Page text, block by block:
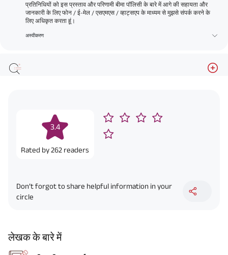
प्रतिनिधियों को इस प्रस्ताव और परिणामी बीमा पॉलिसी के बारे में आगे की सहायता और
जानकारी के लिए फोन / ई-मेल / एसएमएस / व्हाट्सएप के माध्यम से मुझसे संपर्क करने के
लिए अधिकृत करता हूं।
अस्वीकरण
3.4
Rated by262 readers
Don’t forgot to share helpful information in your
circle
लेखक के बारे में